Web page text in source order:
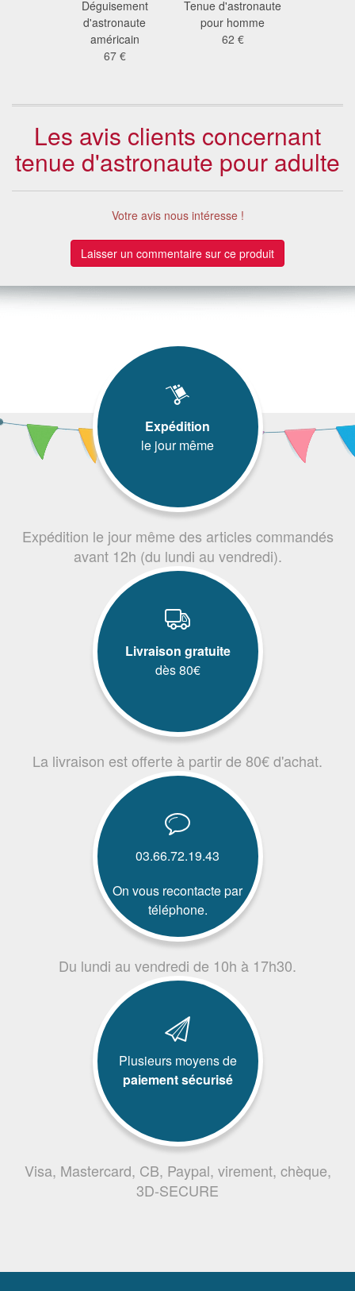
Déguisement
d'astronaute
américain
67 €
Tenue d'astronaute
pour homme
62 €
Les avis clients concernant
tenue d'astronaute pour adulte
Votre avis nous intéresse !
Laisser un commentaire sur ce produit
Expédition
le jour même
Expédition le jour même des articles commandés
avant 12h (du lundi au vendredi).
Livraison gratuite
dès 80€
La livraison est offerte à partir de 80€ d'achat.
03.66.72.19.43
On vous recontacte par
téléphone.
Du lundi au vendredi de 10h à 17h30.
Plusieurs moyens de
paiement sécurisé
Visa, Mastercard, CB, Paypal, virement, chèque,
3D-SECURE